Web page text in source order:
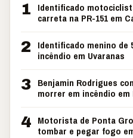
1
Identificado
carreta na PR-151 em
2
Identificado menino de
incêndio em Uvaranas
3 Benjamin Rodrigues
morrer em incêndio
4 Motorista de Ponta
tombar e pegar fogo